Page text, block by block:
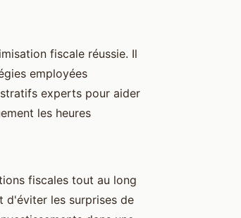
fiscale réussie. Il
employées
experts pour aider
les heures
fiscales tout au long
d'éviter les surprises de